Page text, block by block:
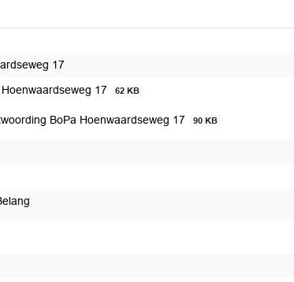
17
Hoenwaardseweg 17 62 KB
BoPa Hoenwaardseweg 17 90 KB